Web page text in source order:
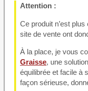
Attention :
Ce produit n’est
site de vente ont
À la place, je vous
Graisse, une
équilibrée et facile à
façon sérieuse,